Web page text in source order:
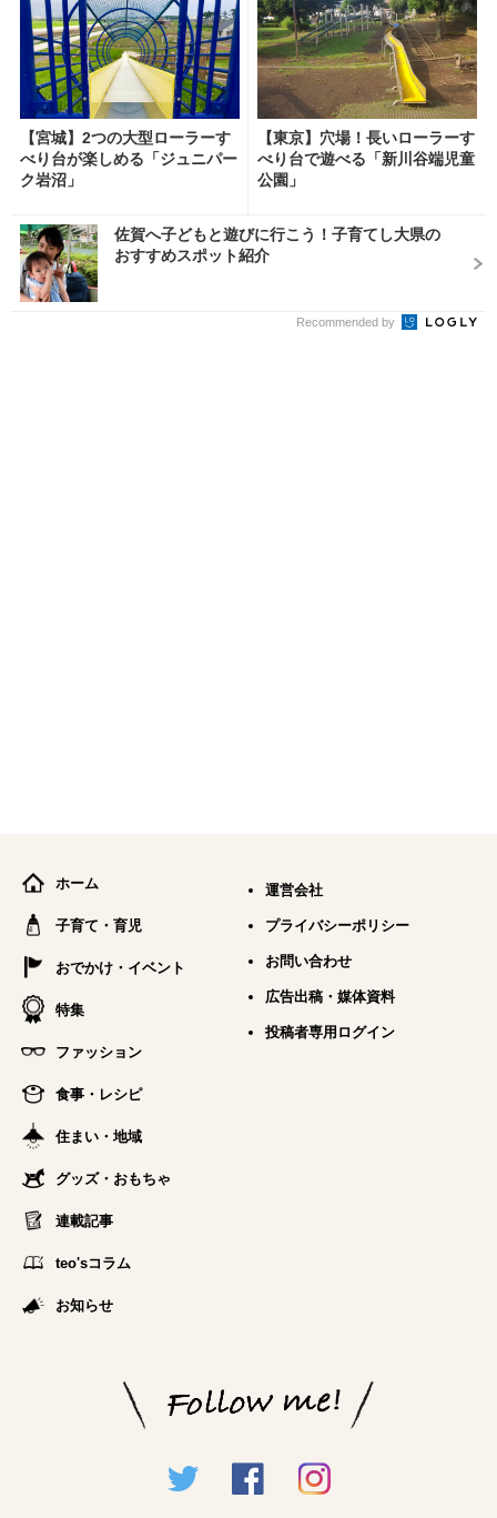
【宮城】2つの大型ローラーす
べり台が楽しめる「ジュニパー
ク岩沼」
【東京】穴場！長いローラーす
べり台で遊べる「新川谷端児童
公園」
佐賀へ子どもと遊びに行こう！子育てし大県の
おすすめスポット紹介
Recommended by
ホーム
子育て・育児
おでかけ・イベント
特集
ファッション
食事・レシピ
住まい・地域
グッズ・おもちゃ
連載記事
teo'sコラム
お知らせ
運営会社
プライバシーポリシー
お問い合わせ
広告出稿・媒体資料
投稿者専用ログイン